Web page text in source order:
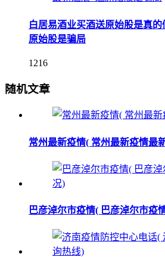
白居易酒业买酒送原始股是真
原始股是骗局
1216
随机文章
常州最新疫情( 常州最新疫情最
巴彦淖尔市疫情( 巴彦淖尔市疫